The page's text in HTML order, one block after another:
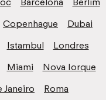
Copenhague
Dubai
Istambul
Londres
Miami
Nova Iorque
Janeiro
Roma